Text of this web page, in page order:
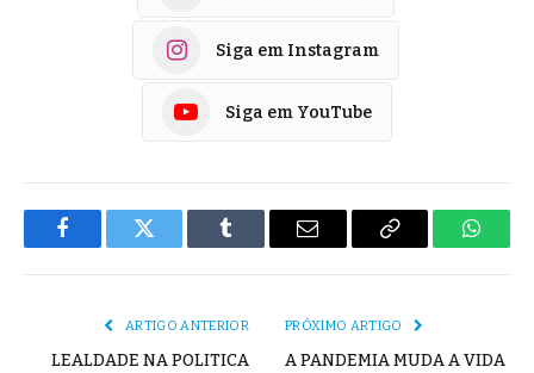
Siga em Instagram
Siga em YouTube
FacebookTwitter Tumblr
E-
Copiar
ARTIGO ANTERIOR
LEALDADE NA POLITICA
PRÓXIMO ARTIGO
A PANDEMIA MUDA A VIDA